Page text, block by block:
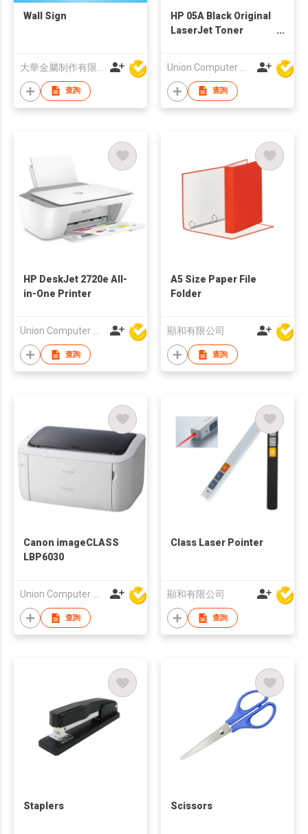
Wall Sign
查詢
HP 05A Black Original
LaserJet Toner
查詢
HP DeskJet 2720e All-
in-One Printer
查詢
A5 Size Paper File
Folder
顯和有限公司
查詢
Canon imageCLASS
LBP6030
Union Computer Supplies Limited
查詢
Class Laser Pointer
顯和有限公司
查詢
Staplers Scissors